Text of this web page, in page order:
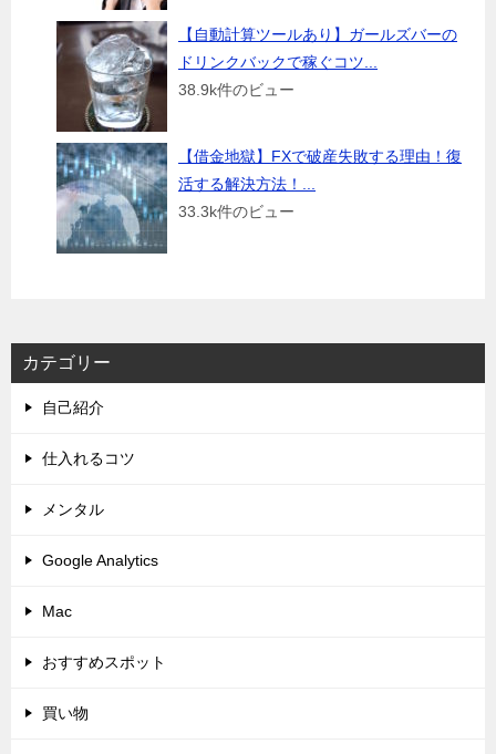
【自動計算ツールあり】ガールズバーの
ドリンクバックで稼ぐコツ...
38.9k件のビュー
【借金地獄】FXで破産失敗する理由！復
活する解決方法！...
33.3k件のビュー
カテゴリー
自己紹介
仕入れるコツ
メンタル
Google Analytics
Mac
おすすめスポット
買い物